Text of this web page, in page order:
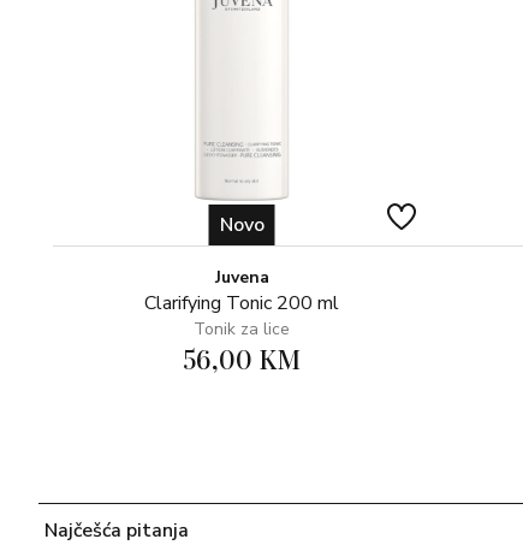
Novo
Juvena
Clarifying Tonic 200 ml
Tonik za lice
56,00 KM
Najčešća pitanja